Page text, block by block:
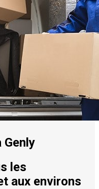
Genly
les
aux environs